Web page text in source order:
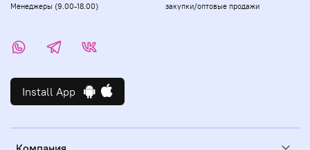
Install App
Менеджеры (9.00-18.00) закупки/оптовые продажи